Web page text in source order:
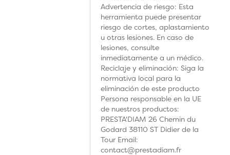
Advertencia de riesgo: Esta
herramienta puede presentar
riesgo de cortes, aplastamiento
u otras lesiones. En caso de
lesiones, consulte
inmediatamente a un médico.
Reciclaje y eliminación: Siga la
normativa local para la
eliminación de este producto
Persona responsable en la UE
de nuestros productos:
PRESTA'DIAM 26 Chemin du
Godard 38110 ST Didier de la
Tour Email:
contact@prestadiam.fr